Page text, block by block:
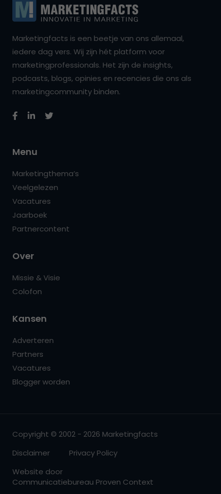
Marketingfacts is een beetje van ons allemaal,
iedere dag vers. Wij zijn hét platform voor
marketingprofessionals. Het zijn de insights,
podcasts, blogs, opinies en recencies die ons als
marketingcommunity binden.
Menu
Marketingthema’s
Veelgelezen
Vacatures
Jaarboek
Partnercontent
Over
Missie & Visie
Colofon
Kansen
Adverteren
Partners
Vacatures
Blogger worden
Copyright © 2002 - 2026 Marketingfacts
Disclaimer
Privacy Policy
Website door
Communicatiebureau Proven Context